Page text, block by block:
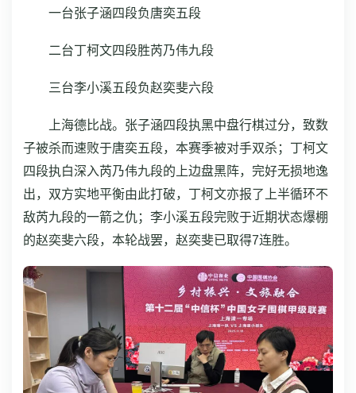
一台张子涵四段负唐奕五段
二台丁柯文四段胜芮乃伟九段
三台李小溪五段负赵奕斐六段
上海德比战。张子涵四段执黑中盘行棋过分，致数
子被杀而速败于唐奕五段，本赛季被对手双杀；丁柯文
四段执白深入芮乃伟九段的上边盘黑阵，完好无损地逸
出，双方实地平衡由此打破，丁柯文亦报了上半循环不
敌芮九段的一箭之仇；李小溪五段完败于近期状态爆棚
的赵奕斐六段，本轮战罢，赵奕斐已取得7连胜。